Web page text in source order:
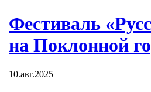
Фестиваль
на Поклонной
10.авг.2025